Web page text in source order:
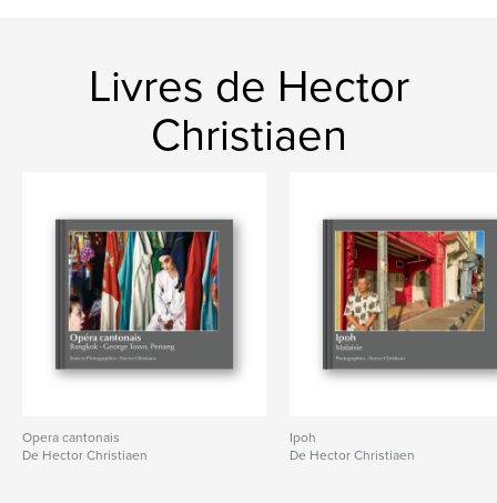
Livres de Hector
Christiaen
Opera cantonais
De Hector Christiaen
Ipoh
De Hector Christiaen